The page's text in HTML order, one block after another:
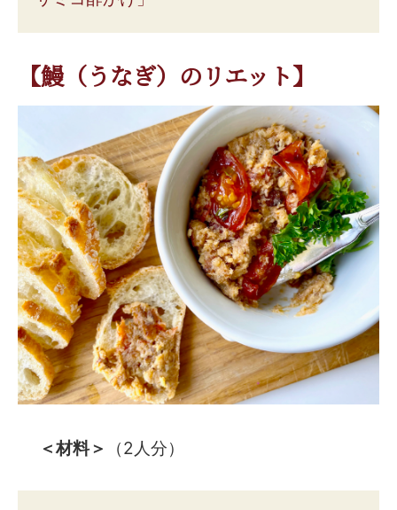
【鰻（うなぎ）のリエット】
＜材料＞ （2人分）